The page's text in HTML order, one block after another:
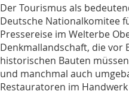
Der Tourismus als
Deutsche Nationalkomitee
Pressereise im Welterbe
Denkmallandschaft, die vor
historischen Bauten
und manchmal auch
Restauratoren im